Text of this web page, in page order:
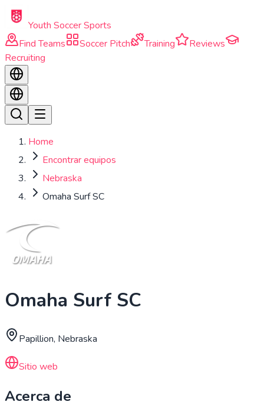
Skip to main content
Youth Soccer Sports
Find Teams
Soccer Pitch Training
Reviews
Recruiting
Home
Encontrar equipos
Nebraska
Omaha Surf SC
Omaha Surf SC
Papillion, Nebraska
Sitio web
Acerca de